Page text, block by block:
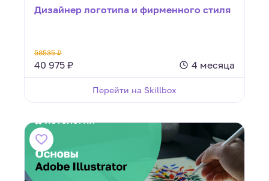
Дизайнер логотипа и фирменного стиля
58535 ₽
40 975 ₽ 4 месяца
Перейти на Skillbox